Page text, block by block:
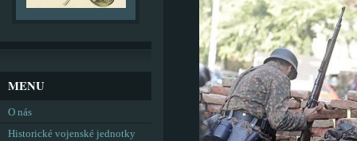
MENU
O nás
Historické vojenské jednotky